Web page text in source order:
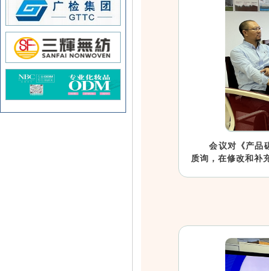
会议对《产品
质询，在修改和补